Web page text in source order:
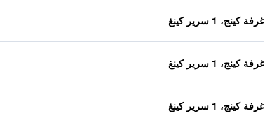
غرفة كينج، 1 سرير كينغ
غرفة كينج، 1 سرير كينغ
غرفة كينج، 1 سرير كينغ